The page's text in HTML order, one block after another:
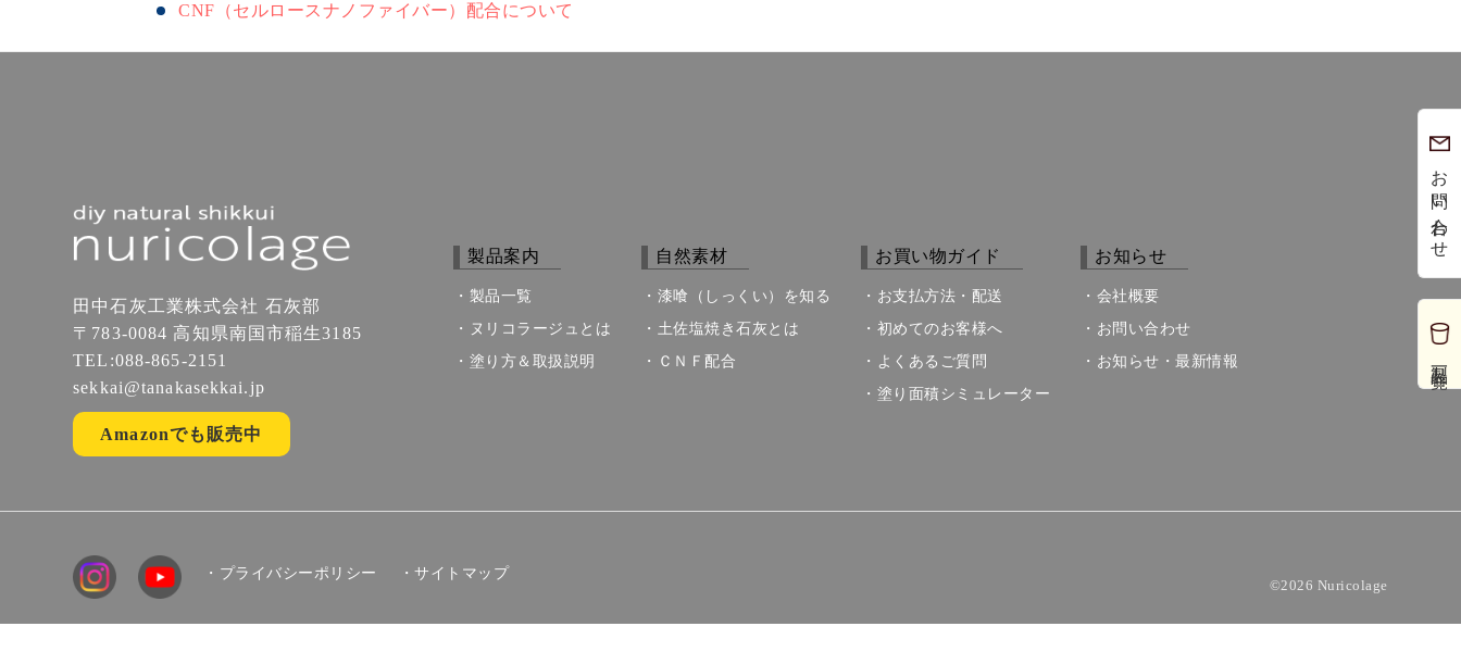
CNF（セルロースナノファイバー）配合について
田中石灰工業株式会社 石灰部
〒783-0084 高知県南国市稲生3185
TEL:088-865-2151
sekkai@tanakasekkai.jp
Amazonでも販売中
製品案内
製品一覧
ヌリコラージュとは
塗り方＆取扱説明
自然素材
漆喰（しっくい）を知る
土佐塩焼き石灰とは
ＣＮＦ配合
お買い物ガイド
お支払方法・配送
初めてのお客様へ
よくあるご質問
塗り面積シミュレーター
お知らせ
会社概要
お問い合わせ
お知らせ・最新情報
・プライバシーポリシー ・サイトマップ
©2026 Nuricolage
お問い合わせ